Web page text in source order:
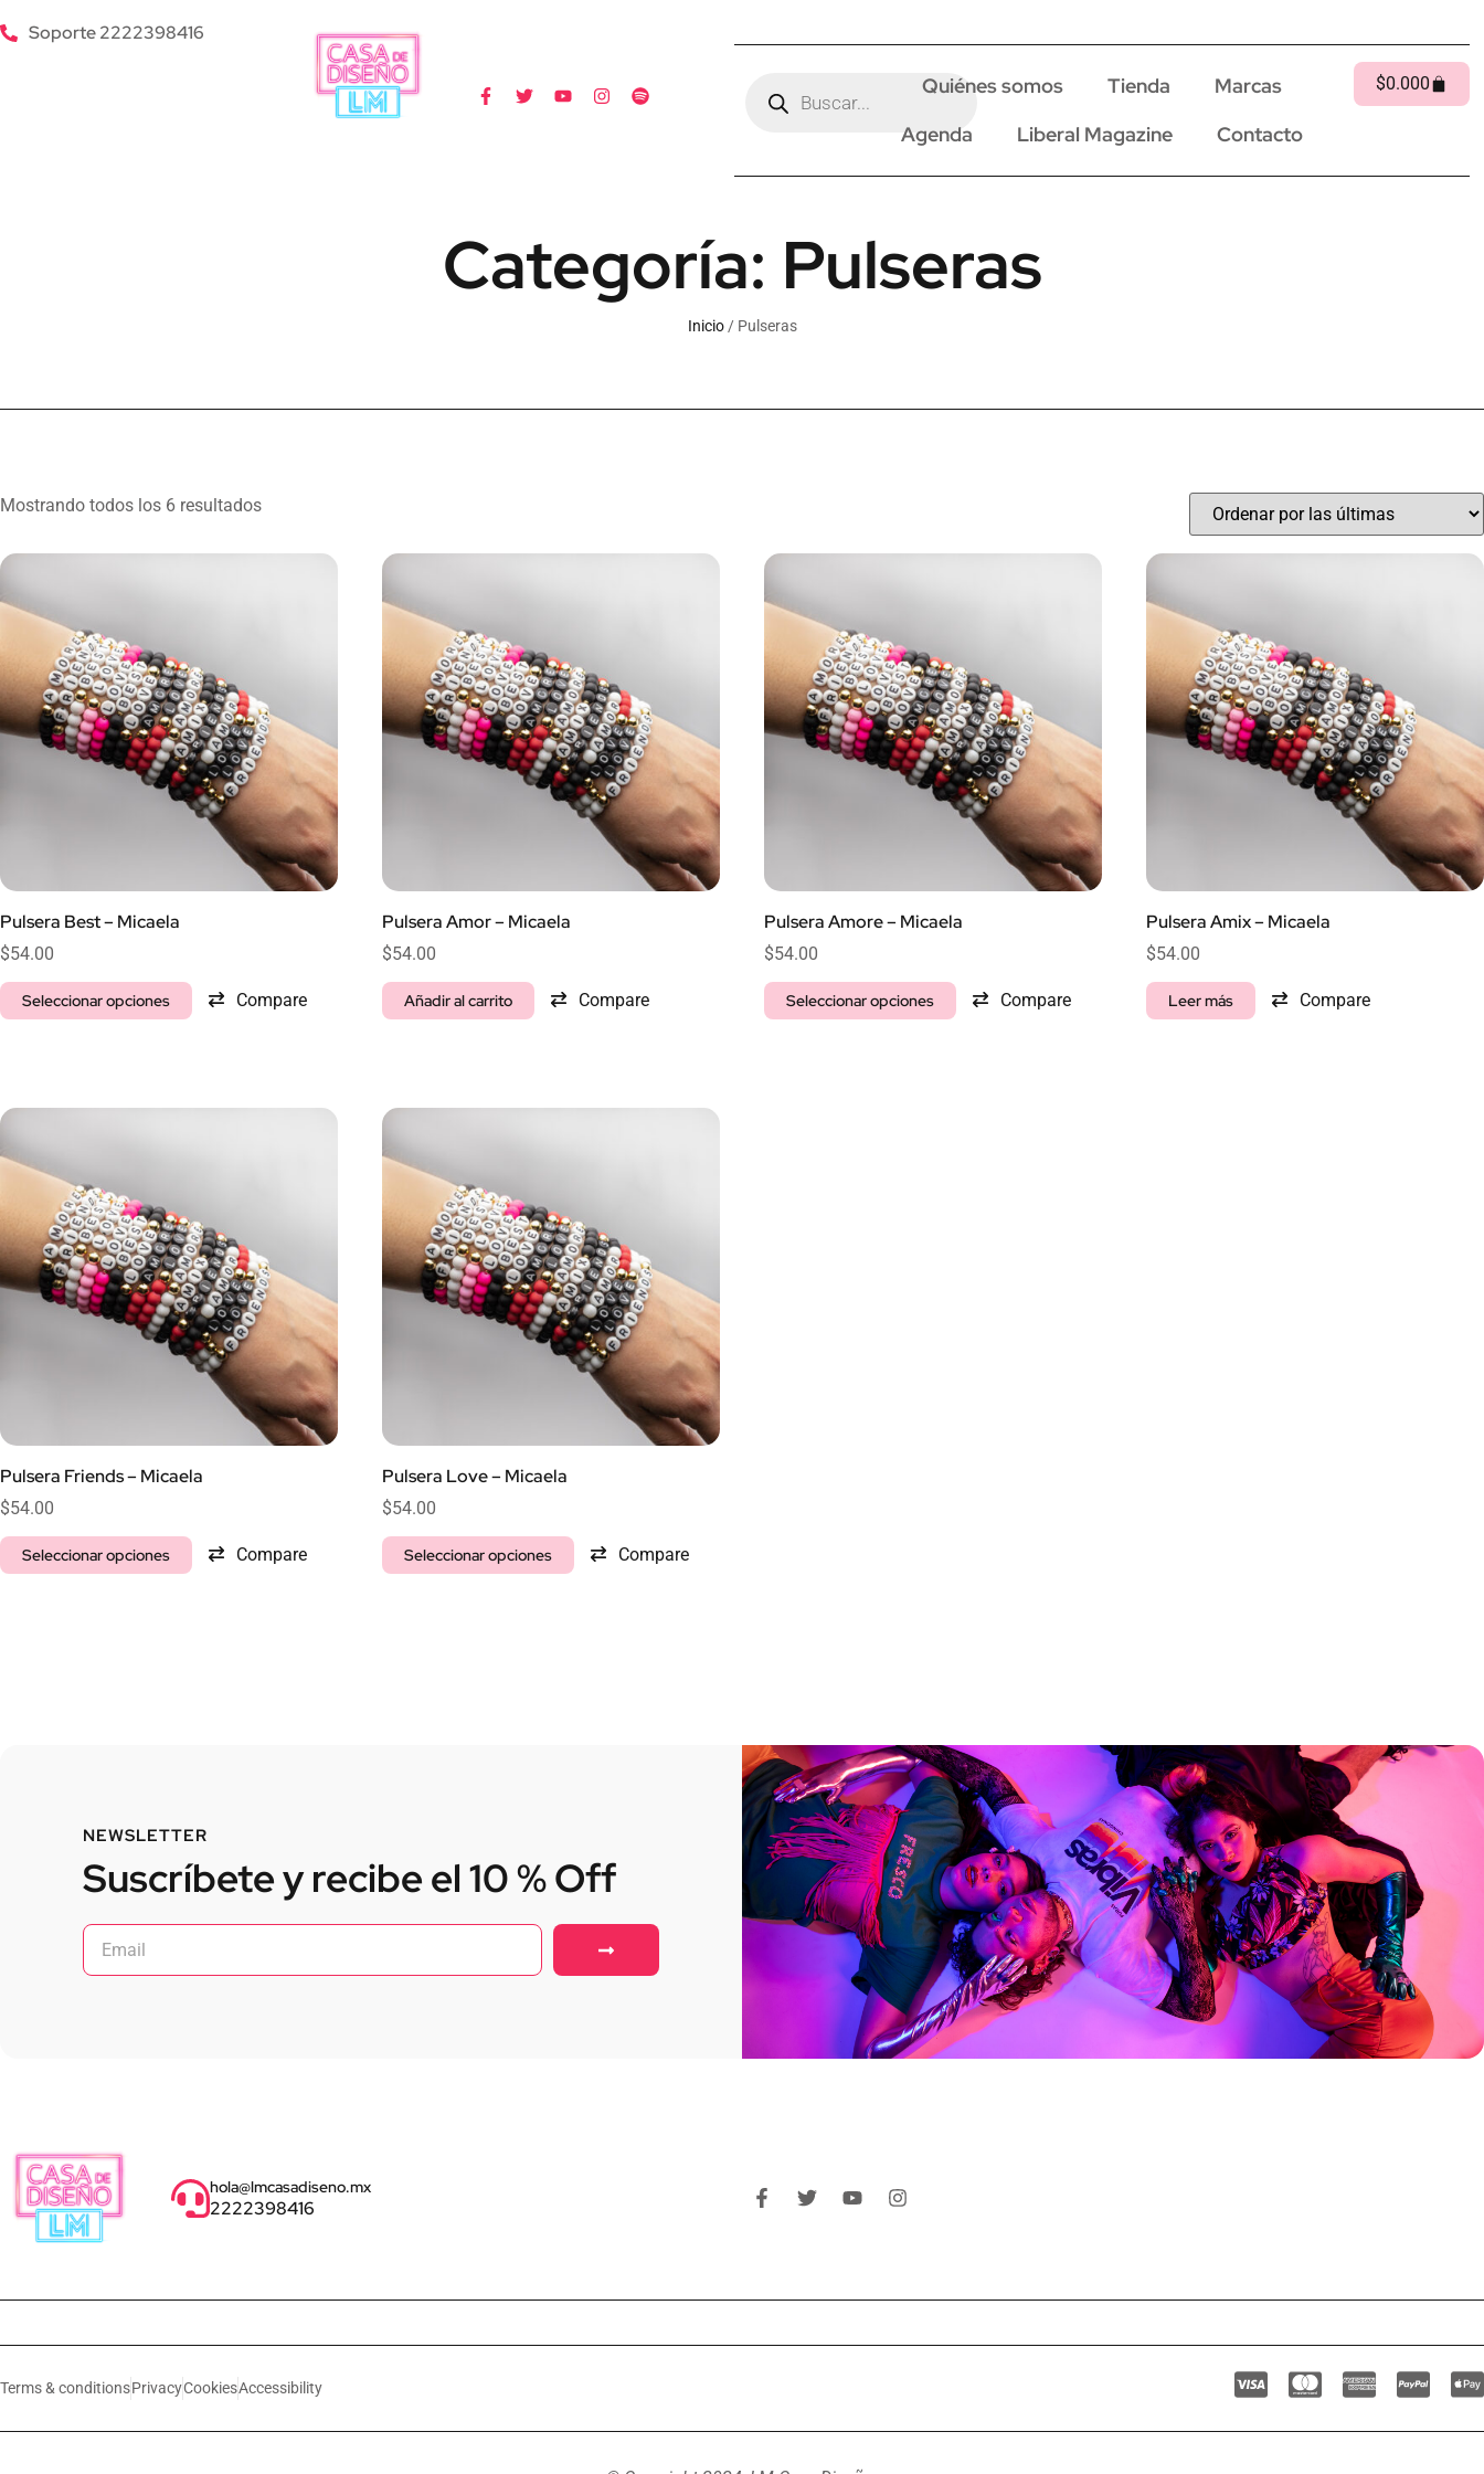
Soporte 2222398416
Quiénes somos Tienda
Marcas
Agenda
Liberal Magazine Contacto
$0.000
Categoría: Pulseras
Inicio/ Pulseras
Mostrando todos los 6 resultados
Pulsera Best – Micaela
$54.00
Seleccionar opciones Compare
Pulsera Amor – Micaela
$54.00
Añadir al carrito Compare
Pulsera Amore – Micaela
$54.00
Seleccionar opciones Compare
Pulsera Amix – Micaela
$54.00
Leer más Compare
Pulsera Friends – Micaela
$54.00
Seleccionar opciones Compare
Pulsera Love – Micaela
$54.00
Seleccionar opciones Compare
NEWSLETTER
Suscríbete y recibe el 10 % Off
hola@lmcasadiseno.mx
2222398416
Terms & conditionsPrivacyCookiesAccessibility